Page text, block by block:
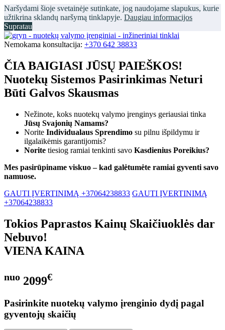
Naršydami šioje svetainėje sutinkate, jog naudojame slapukus, kurie
užtikrina sklandų naršymą tinklapyje. Daugiau informacijos
Supratau
Nemokama konsultacija: +370 642 38833
ČIA BAIGIASI JŪSŲ PAIEŠKOS!
Nuotekų Sistemos Pasirinkimas Neturi
Būti Galvos Skausmas
Nežinote, koks nuotekų valymo įrenginys geriausiai tinka
Jūsų Svajonių Namams?
Norite Individualaus Sprendimo su pilnu išpildymu ir
ilgalaikėmis garantijomis?
Norite tiesiog ramiai tenkinti savo Kasdienius Poreikius?
Mes pasirūpiname viskuo – kad galėtumėte ramiai gyventi savo
namuose.
GAUTI ĮVERTINIMĄ +37064238833 GAUTI ĮVERTINIMĄ
+37064238833
Tokios Paprastos Kainų Skaičiuoklės dar
Nebuvo!
VIENA KAINA
nuo 2099€
Pasirinkite nuotekų valymo įrenginio dydį pagal
gyventojų skaičių